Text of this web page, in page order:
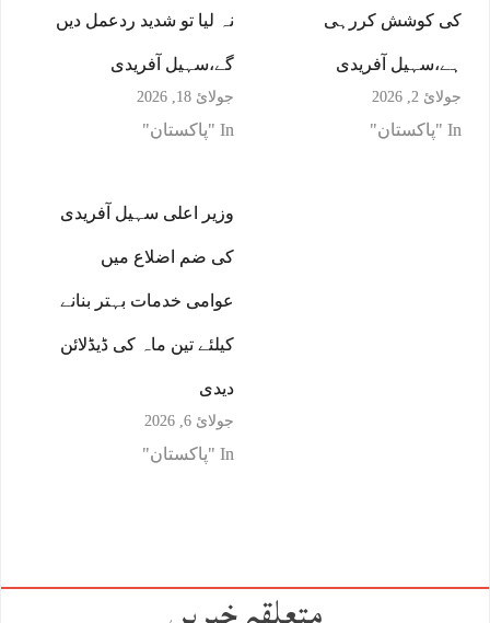
نہ لیا تو شدید ردعمل دیں
گے،سہیل آفریدی
جولائ 18, 2026
In "پاکستان"
کی کوشش کررہی
ہے،سہیل آفریدی
جولائ 2, 2026
In "پاکستان"
وزیر اعلی سہیل آفریدی
کی ضم اضلاع میں
عوامی خدمات بہتر بنانے
کیلئے تین ماہ کی ڈیڈلائن
دیدی
جولائ 6, 2026
In "پاکستان"